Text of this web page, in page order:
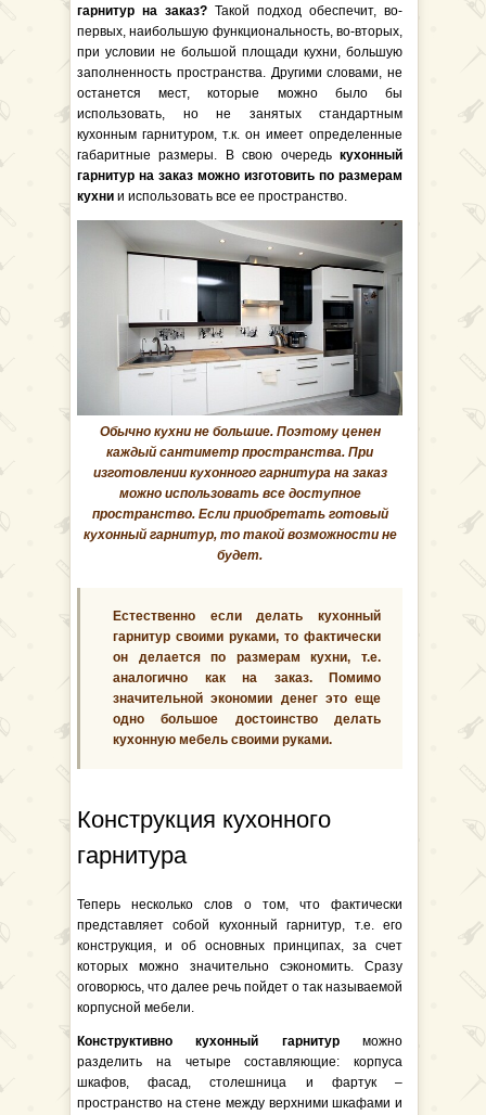
гарнитур на заказ? Такой подход обеспечит, во-
первых, наибольшую функциональность, во-вторых,
при условии не большой площади кухни, большую
заполненность пространства. Другими словами, не
останется мест, которые можно было бы
использовать, но не занятых стандартным
кухонным гарнитуром, т.к. он имеет определенные
габаритные размеры. В свою очередь кухонный
гарнитур на заказ можно изготовить по размерам
кухни и использовать все ее пространство.
Обычно кухни не большие. Поэтому ценен
каждый сантиметр пространства. При
изготовлении кухонного гарнитура на заказ
можно использовать все доступное
пространство. Если приобретать готовый
кухонный гарнитур, то такой возможности не
будет.
Естественно если делать кухонный
гарнитур своими руками, то фактически
он делается по размерам кухни, т.е.
аналогично как на заказ. Помимо
значительной экономии денег это еще
одно большое достоинство делать
кухонную мебель своими руками.
Конструкция кухонного
гарнитура
Теперь несколько слов о том, что фактически
представляет собой кухонный гарнитур, т.е. его
конструкция, и об основных принципах, за счет
которых можно значительно сэкономить. Сразу
оговорюсь, что далее речь пойдет о так называемой
корпусной мебели.
Конструктивно кухонный гарнитурможно
разделить на четыре составляющие: корпуса
шкафов, фасад, столешница и фартук –
пространство на стене между верхними шкафами и